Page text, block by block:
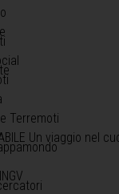
Terremoti
Un viaggio nel